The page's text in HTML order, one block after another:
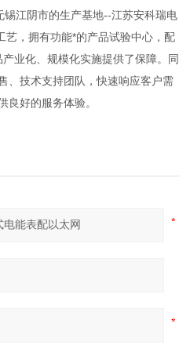
江阴市的生产基地--江苏安科瑞电
艺，拥有功能*的产品试验中心，配
产业化、规模化实施提供了保障。同
、技术支持团队，快速响应客户需
良好的服务体验。